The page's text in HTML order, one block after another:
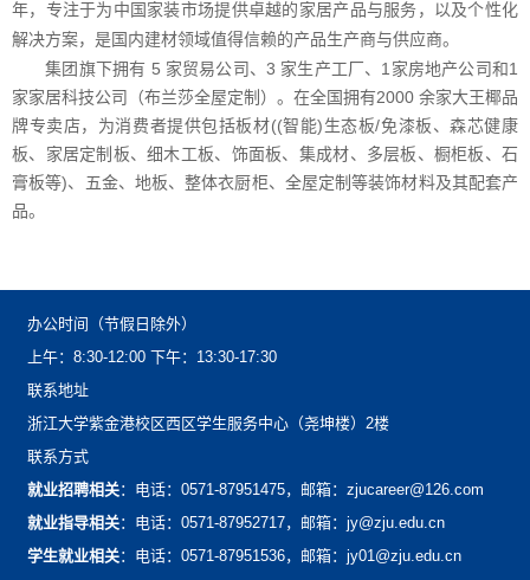
年，专注于为中国家装市场提供卓越的家居产品与服务，以及个性化
解决方案，是国内建材领域值得信赖的产品生产商与供应商。
集团旗下拥有5家贸易公司、3家生产工厂、1家房地产公司和1
家家居科技公司（布兰莎全屋定制）。在全国拥有2000余家大王椰品
牌专卖店，为消费者提供包括板材((智能)生态板/免漆板、森芯健康
板、家居定制板、细木工板、饰面板、集成材、多层板、橱柜板、石
膏板等)、五金、地板、整体衣厨柜、全屋定制等装饰材料及其配套产
品。
办公时间（节假日除外）
上午：8:30-12:00下午：13:30-17:30
联系地址
浙江大学紫金港校区西区学生服务中心（尧坤楼）2楼
联系方式
就业招聘相关：电话：0571-87951475，邮箱：zjucareer@126.com
就业指导相关：电话：0571-87952717，邮箱：jy@zju.edu.cn
学生就业相关：电话：0571-87951536，邮箱：jy01@zju.edu.cn